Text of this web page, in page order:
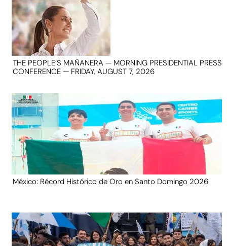
THE PEOPLE’S MAÑANERA — MORNING PRESIDENTIAL PRESS
CONFERENCE — FRIDAY, AUGUST 7, 2026
México: Récord Histórico de Oro en Santo Domingo 2026